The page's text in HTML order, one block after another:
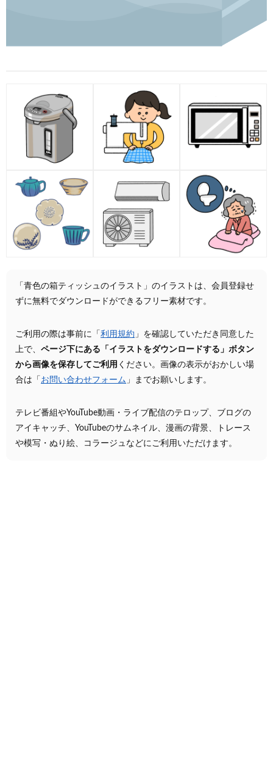
「青色の箱ティッシュのイラスト」のイラストは、会員登録せ
ずに無料でダウンロードができるフリー素材です。
ご利用の際は事前に「 利用規約 」を確認していただき同意した
上で、 ページ下にある「イラストをダウンロードする」ボタン
から画像を保存してご利用 ください。画像の表示がおかしい場
合は「 お問い合わせフォーム 」までお願いします。
テレビ番組やYouTube動画・ライブ配信のテロップ、ブログの
アイキャッチ、YouTubeのサムネイル、漫画の背景、トレース
や模写・ぬり絵、コラージュなどにご利用いただけます。